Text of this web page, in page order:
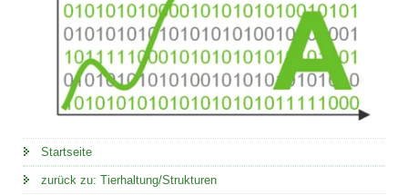
Startseite
zurück zu: Tierhaltung/Strukturen